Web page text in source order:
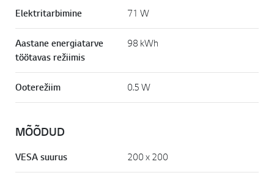
Elektritarbimine 71 W
Aastane energiatarve
töötavas režiimis
98 kWh
Ooterežiim 0.5 W
MÕÕDUD
VESA suurus 200 x 200